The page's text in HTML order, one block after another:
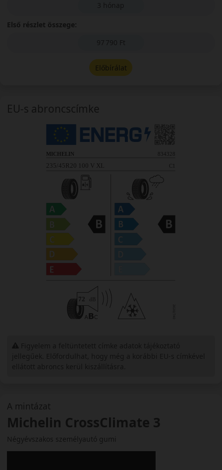
A mintázat
Michelin CrossClimate 3
Négyévszakos személyautó gumi
3 hónap
Első részlet összege:
97 790 Ft
Előbírálat
EU-s abroncscímke